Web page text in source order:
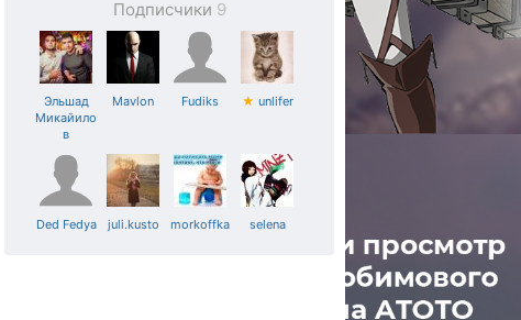
Подписчики 9
Эльшад
Микайило
в
Mavlon Fudiks ★ unlifer
Ded Fedya juli.kusto morkoffka selena